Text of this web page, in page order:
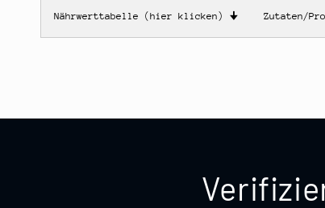
Nährwerttabelle (hier klicken) 🠋 Zutaten/